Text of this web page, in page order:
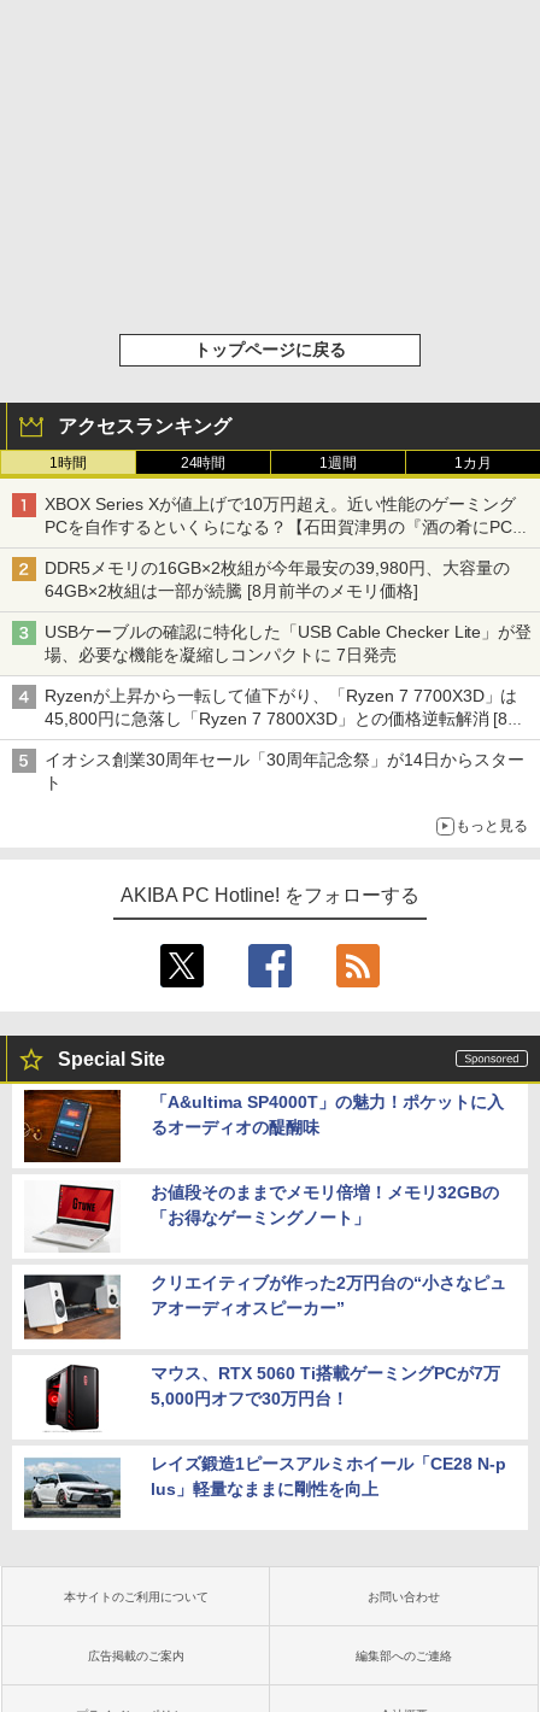
トップページに戻る
アクセスランキング
1時間 24時間 1週間 1カ月
XBOX Series Xが値上げで10万円超え。近い性能のゲーミング
PCを自作するといくらになる？【石田賀津男の『酒の肴にPCゲ
ーム』】
DDR5メモリの16GB×2枚組が今年最安の39,980円、大容量の
64GB×2枚組は一部が続騰 [8月前半のメモリ価格]
USBケーブルの確認に特化した「USB Cable Checker Lite」が登
場、必要な機能を凝縮しコンパクトに 7日発売
Ryzenが上昇から一転して値下がり、「Ryzen 7 7700X3D」は
45,800円に急落し「Ryzen 7 7800X3D」との価格逆転解消 [8月
前半のCPU価格]
イオシス創業30周年セール「30周年記念祭」が14日からスター
ト
もっと見る
AKIBA PC Hotline! をフォローする
Special Site
「A&ultima SP4000T」の魅力！ポケットに入
るオーディオの醍醐味
お値段そのままでメモリ倍増！メモリ32GBの
「お得なゲーミングノート」
クリエイティブが作った2万円台の“小さなピュ
アオーディオスピーカー”
マウス、RTX 5060 Ti搭載ゲーミングPCが7万
5,000円オフで30万円台！
レイズ鍛造1ピースアルミホイール「CE28 N-p
lus」軽量なままに剛性を向上
本サイトのご利用について お問い合わせ
広告掲載のご案内 編集部へのご連絡